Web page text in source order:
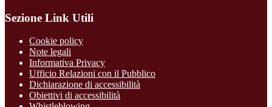
Sezione Link Utili
Cookie policy
Note legali
Informativa Privacy
Ufficio Relazioni con il Pubblico
Dichiarazione di accessibilità
Obiettivi di accessibilità